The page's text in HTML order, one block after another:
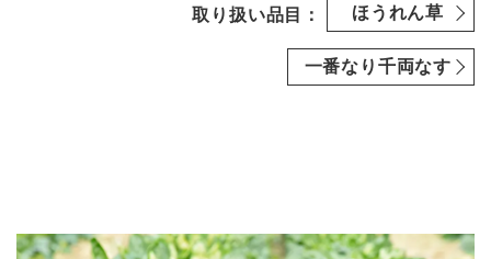
取り扱い品目： ほうれん草
一番なり千両なす